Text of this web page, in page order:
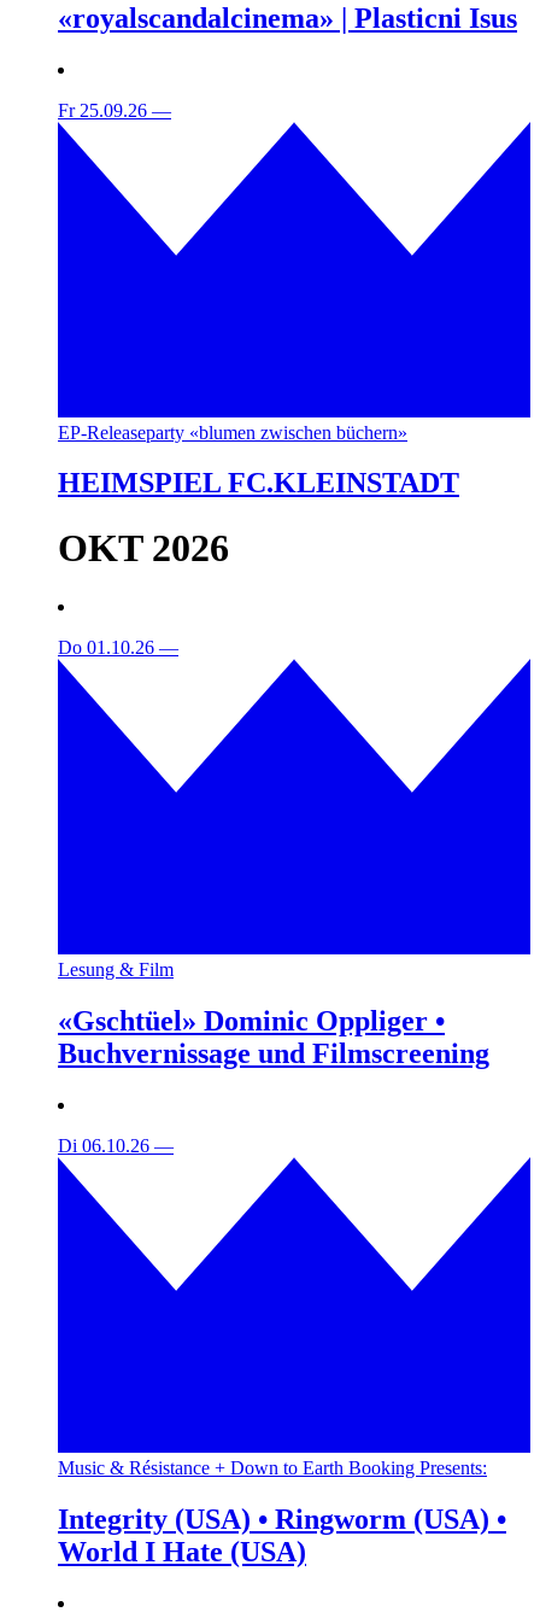
«royalscandalcinema» | Plasticni Isus
Fr 25.09.26 —
EP-Releaseparty «blumen zwischen büchern»
HEIMSPIEL FC.KLEINSTADT
OKT 2026
Do 01.10.26 —
Lesung & Film
«Gschtüel» Dominic Oppliger •
Buchvernissage und Filmscreening
Di 06.10.26 —
Music & Résistance + Down to Earth Booking Presents:
Integrity (USA) • Ringworm (USA) •
World I Hate (USA)